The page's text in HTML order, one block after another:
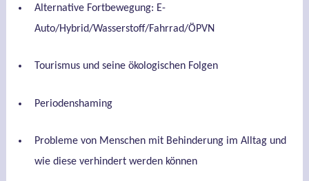
Alternative Fortbewegung: E-
Auto/Hybrid/Wasserstoff/Fahrrad/ÖPVN
Tourismus und seine ökologischen Folgen
Periodenshaming
Probleme von Menschen mit Behinderung im Alltag und
wie diese verhindert werden können